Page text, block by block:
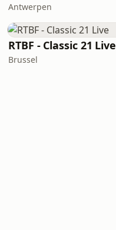
Antwerpen
RTBF - Classic 21 Live
Brussel